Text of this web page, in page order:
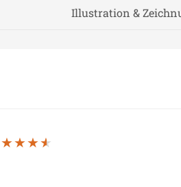
Illustration &